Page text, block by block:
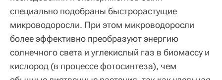
специально подобраны быстрорастущие
микроводоросли. При этом микроводоросли
более эффективно преобразуют энергию
солнечного света и углекислый газ в биомассу и
кислород (в процессе фотосинтеза), чем